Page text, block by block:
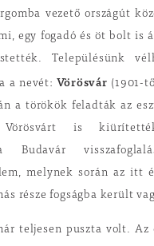
vezető országút
egy fogadó és öt bolt is
Településünk
a nevét: Vörösvár (1901-
a törökök feladták az
is
Budavár
melynek során az itt
része fogságba került
teljesen puszta volt. Az